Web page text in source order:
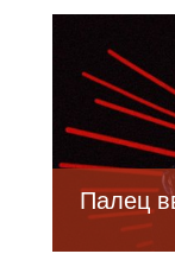
Палец